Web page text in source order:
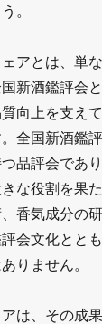
。
アとは、単
新酒鑑評会
向上を支え
全国新酒鑑
品評会であ
な役割を果
香気成分の
会文化とと
りません。
は、その成